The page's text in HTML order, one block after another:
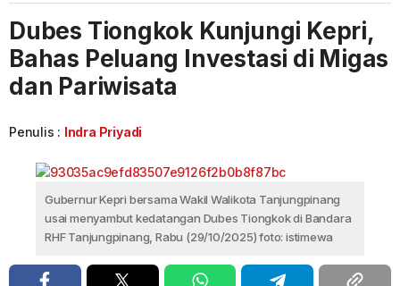
Dubes Tiongkok Kunjungi Kepri,
Bahas Peluang Investasi di Migas
dan Pariwisata
Penulis : Indra Priyadi
Gubernur Kepri bersama Wakil Walikota Tanjungpinang
usai menyambut kedatangan Dubes Tiongkok di Bandara
RHF Tanjungpinang, Rabu (29/10/2025) foto: istimewa